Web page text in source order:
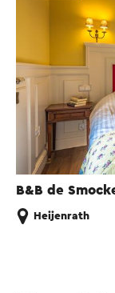
B&B de
Heijenrath